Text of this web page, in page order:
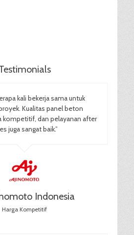
kali bekerja sama untuk
Kualitas panel beton
kompetitif, dan pelayanan after
juga sangat baik.”
Indonesia
Harga Kompetitif